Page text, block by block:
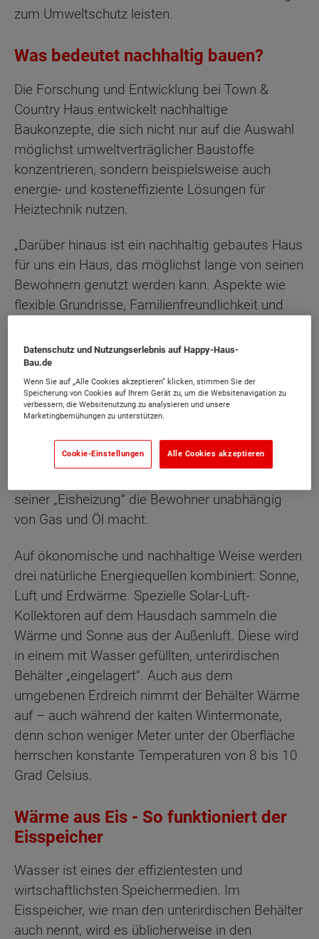
zum Umweltschutz leisten.
Was bedeutet nachhaltig bauen?
Die Forschung und Entwicklung bei Town &
Country Haus entwickelt nachhaltige
Baukonzepte, die sich nicht nur auf die Auswahl
möglichst umweltverträglicher Baustoffe
konzentrieren, sondern beispielsweise auch
energie- und kosteneffiziente Lösungen für
Heiztechnik nutzen.
„Darüber hinaus ist ein nachhaltig gebautes Haus
für uns ein Haus, das möglichst lange von seinen
Bewohnern genutzt werden kann. Aspekte wie
flexible Grundrisse, Familienfreundlichkeit und
Rolle“, sagt Jürgen Dawo, Gründer von Town &
Country Haus.
Heizen mit Eis im Plus-Energiehaus
Im Rahmen eines Forschungs- und
Entwicklungsprojektes entstand im
seiner „Eisheizung“ die Bewohner unabhängig
von Gas und Öl macht.
Auf ökonomische und nachhaltige Weise werden
drei natürliche Energiequellen kombiniert: Sonne,
Luft und Erdwärme. Spezielle Solar-Luft-
Kollektoren auf dem Hausdach sammeln die
Wärme und Sonne aus der Außenluft. Diese wird
in einem mit Wasser gefüllten, unterirdischen
Behälter „eingelagert“. Auch aus dem
umgebenen Erdreich nimmt der Behälter Wärme
auf – auch während der kalten Wintermonate,
denn schon weniger Meter unter der Oberfläche
herrschen konstante Temperaturen von 8 bis 10
Grad Celsius.
Wärme aus Eis - So funktioniert der
Eisspeicher
Wasser ist eines der effizientesten und
wirtschaftlichsten Speichermedien. Im
Eisspeicher, wie man den unterirdischen Behälter
auch nennt, wird es üblicherweise in den
Datenschutz und Nutzungserlebnis auf Happy-Haus-
Bau.de
Wenn Sie auf „Alle Cookies akzeptieren“ klicken, stimmen Sie der
Speicherung von Cookies auf Ihrem Gerät zu, um die Websitenavigation zu
verbessern, die Websitenutzung zu analysieren und unsere
Marketingbemühungen zu unterstützen.
Cookie-Einstellungen Alle Cookies akzeptieren